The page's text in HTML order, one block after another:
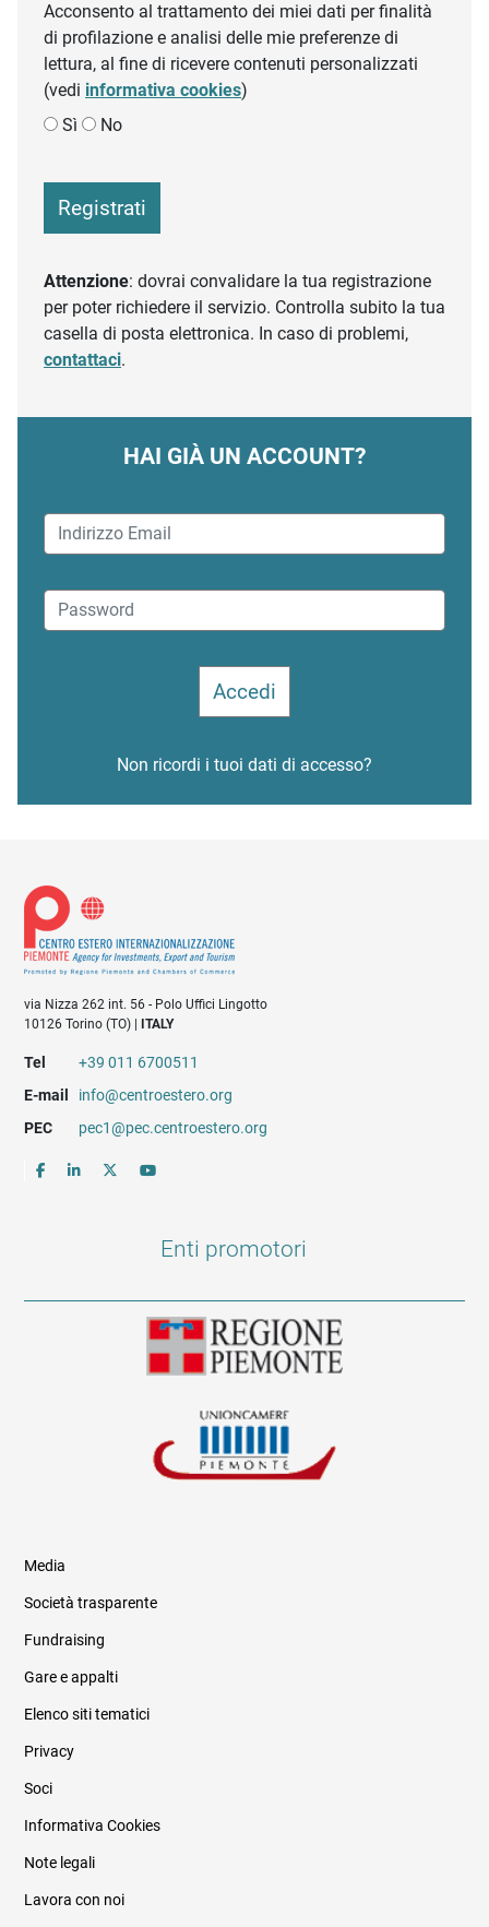
Acconsento al trattamento dei miei dati per finalità
di profilazione e analisi delle mie preferenze di
lettura, al fine di ricevere contenuti personalizzati
(vedi informativa cookies)
Sì
No
Registrati
Attenzione: dovrai convalidare la tua registrazione
per poter richiedere il servizio. Controlla subito la tua
casella di posta elettronica. In caso di problemi,
contattaci.
HAI GIÀ UN ACCOUNT?
Non ricordi i tuoi dati di accesso?
via Nizza 262 int. 56 - Polo Uffici Lingotto
10126 Torino (TO) |
ITALY
Tel
+39 011 6700511
E-mail
info@centroestero.org
PEC
pec1@pec.centroestero.org
Enti promotori
Informazioni legali e trasparenza
Media
Società trasparente
Fundraising
Gare e appalti
Elenco siti tematici
Privacy
Soci
Informativa Cookies
Note legali
Lavora con noi